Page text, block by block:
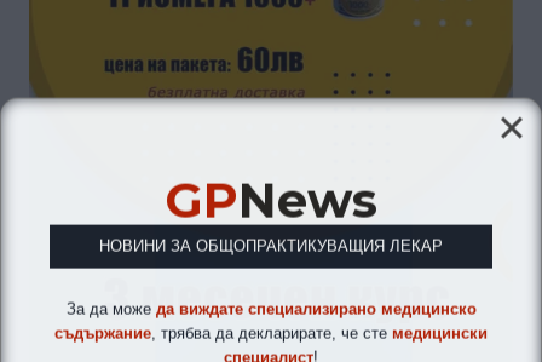
GPNews
НОВИНИ ЗА ОБЩОПРАКТИКУВАЩИЯ ЛЕКАР
За да може да виждате специализирано медицинско
съдържание , трябва да декларирате, че сте медицински
специалист!